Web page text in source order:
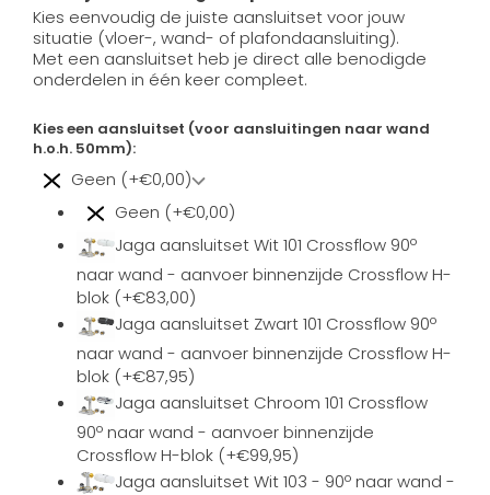
Kies eenvoudig de juiste aansluitset voor jouw
situatie (vloer-, wand- of plafondaansluiting).
Met een aansluitset heb je direct alle benodigde
onderdelen in één keer compleet.
Kies een aansluitset (voor aansluitingen naar wand
h.o.h. 50mm):
Geen (+€0,00)
Geen (+€0,00)
Jaga aansluitset Wit 101 Crossflow 90º
naar wand - aanvoer binnenzijde Crossflow H-
blok (+€83,00)
Jaga aansluitset Zwart 101 Crossflow 90º
naar wand - aanvoer binnenzijde Crossflow H-
blok (+€87,95)
Jaga aansluitset Chroom 101 Crossflow
90º naar wand - aanvoer binnenzijde
Crossflow H-blok (+€99,95)
Jaga aansluitset Wit 103 - 90º naar wand -